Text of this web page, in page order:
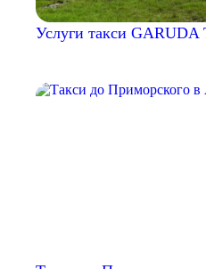
Услуги такси